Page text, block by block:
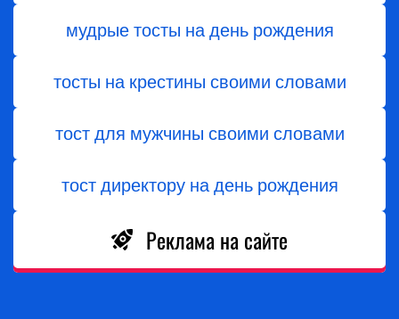
мудрые тосты на день рождения
тосты на крестины своими словами
тост для мужчины своими словами
тост директору на день рождения
Реклама на сайте